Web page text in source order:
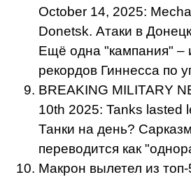
October 14, 2025:
Donetsk. Атаки в
Ещё одна "кампания" –
рекордов Гиннесса по
BREAKING MILITARY
10th 2025: Tanks lasted
Танки на день?
переводится как
Макрон вылетел из